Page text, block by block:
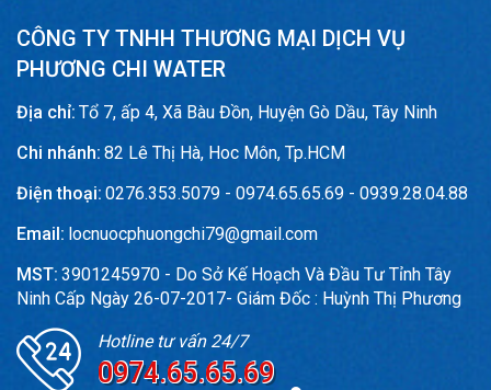
CÔNG TY TNHH THƯƠNG MẠI DỊCH VỤ
PHƯƠNG CHI WATER
Địa chỉ: Tổ 7, ấp 4, Xã Bàu Đồn, Huyện Gò Dầu, Tây Ninh
Chi nhánh: 82 Lê Thị Hà, Hoc Môn, Tp.HCM
Điện thoại: 0276.353.5079 - 0974.65.65.69 - 0939.28.04.88
Email: locnuocphuongchi79@gmail.com
MST: 3901245970 - Do Sở Kế Hoạch Và Đầu Tư Tỉnh Tây
Ninh Cấp Ngày 26-07-2017- Giám Đốc : Huỳnh Thị Phương
Hotline tư vấn 24/7
0974.65.65.69